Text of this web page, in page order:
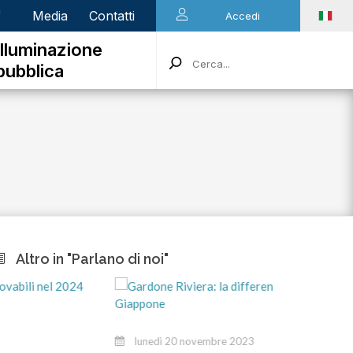
Media Contatti Accedi
Altro in "Parlano di noi"
lunedì 20 novembre 2023